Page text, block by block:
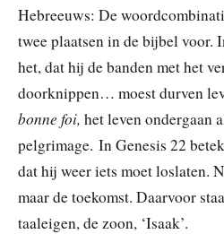
Hebreeuws: De
twee plaatsen in de bijbel voor.
het, dat hij de banden met het
doorknippen… moest durven
bonne foi, het leven ondergaan
pelgrimage. In Genesis 22
dat hij weer iets moet loslaten.
maar de toekomst. Daarvoor
taaleigen, de zoon, ‘Isaak’.